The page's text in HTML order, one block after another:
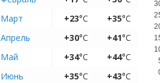
Март
+23°C +35°C
Апрель
+30°C +41°C
Май
+34°C +44°C
Июнь
+35°C +43°C